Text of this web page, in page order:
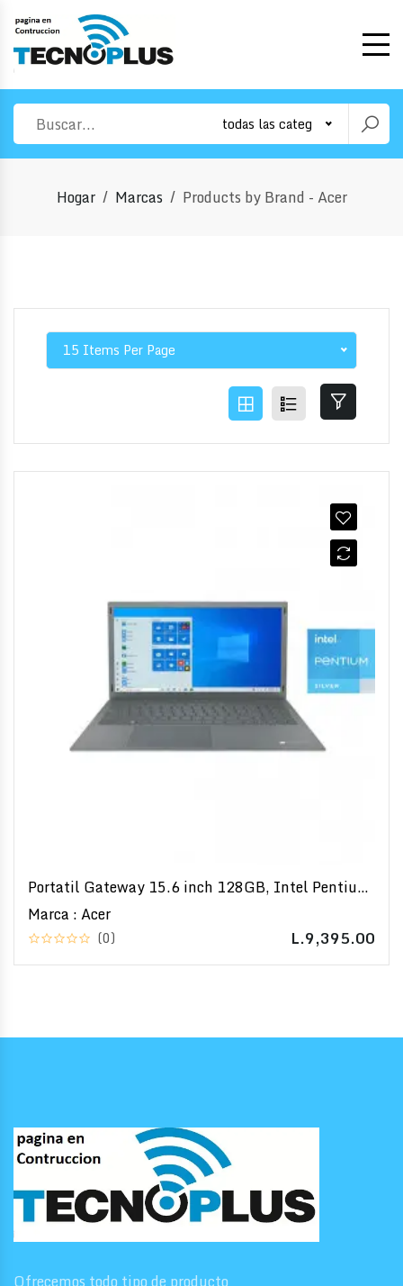
todas las categorias
Hogar Marcas Products by Brand - Acer
15 Items Per Page
Portatil Gateway 15.6 inch 128GB, Intel Pentium
Silver
Marca : Acer
(0) L.9,395.00